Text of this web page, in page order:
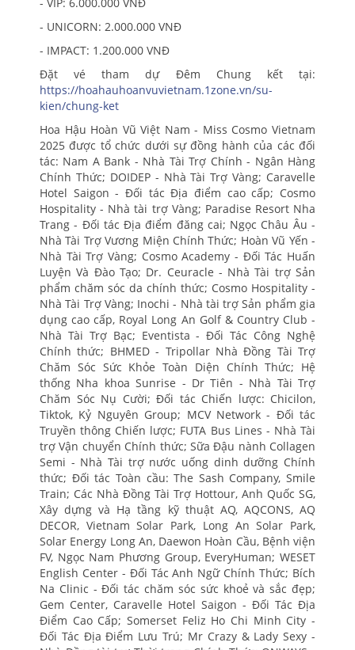
- UNICORN: 2.000.000 VNĐ
- IMPACT: 1.200.000 VNĐ
Đặt vé tham dự Đêm Chung kết tại:
https://hoahauhoanvuvietnam.1zone.vn/su-
kien/chung-ket
Hoa Hậu Hoàn Vũ Việt Nam - Miss Cosmo Vietnam
2025 được tổ chức dưới sự đồng hành của các đối
tác: Nam A Bank - Nhà Tài Trợ Chính - Ngân Hàng
Chính Thức; DOIDEP - Nhà Tài Trợ Vàng; Caravelle
Hotel Saigon - Đối tác Địa điểm cao cấp; Cosmo
Hospitality - Nhà tài trợ Vàng; Paradise Resort Nha
Trang - Đối tác Địa điểm đăng cai; Ngọc Châu Âu -
Nhà Tài Trợ Vương Miện Chính Thức; Hoàn Vũ Yến -
Nhà Tài Trợ Vàng; Cosmo Academy - Đối Tác Huấn
Luyện Và Đào Tạo; Dr. Ceuracle - Nhà Tài trợ Sản
phẩm chăm sóc da chính thức; Cosmo Hospitality -
Nhà Tài Trợ Vàng; Inochi - Nhà tài trợ Sản phẩm gia
dụng cao cấp, Royal Long An Golf & Country Club -
Nhà Tài Trợ Bạc; Eventista - Đối Tác Công Nghệ
Chính thức; BHMED - Tripollar Nhà Đồng Tài Trợ
Chăm Sóc Sức Khỏe Toàn Diện Chính Thức; Hệ
thống Nha khoa Sunrise - Dr Tiên - Nhà Tài Trợ
Chăm Sóc Nụ Cười; Đối tác Chiến lược: Chicilon,
Tiktok, Kỷ Nguyên Group; MCV Network - Đối tác
Truyền thông Chiến lược; FUTA Bus Lines - Nhà Tài
trợ Vận chuyển Chính thức; Sữa Đậu nành Collagen
Semi - Nhà Tài trợ nước uống dinh dưỡng Chính
thức; Đối tác Toàn cầu: The Sash Company, Smile
Train; Các Nhà Đồng Tài Trợ Hottour, Anh Quốc SG,
Xây dựng và Hạ tầng kỹ thuật AQ, AQCONS, AQ
DECOR, Vietnam Solar Park, Long An Solar Park,
Solar Energy Long An, Daewon Hoàn Cầu, Bệnh viện
FV, Ngọc Nam Phương Group, EveryHuman; WESET
English Center - Đối Tác Anh Ngữ Chính Thức; Bích
Na Clinic - Đối tác chăm sóc sức khoẻ và sắc đẹp;
Gem Center, Caravelle Hotel Saigon - Đối Tác Địa
Điểm Cao Cấp; Somerset Feliz Ho Chi Minh City -
Đối Tác Địa Điểm Lưu Trú; Mr Crazy & Lady Sexy -